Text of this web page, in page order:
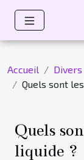
Accueil
Divers
Quels sont
Quels
liquide ?